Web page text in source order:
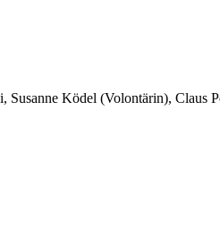
Susanne Ködel (Volontärin), Claus